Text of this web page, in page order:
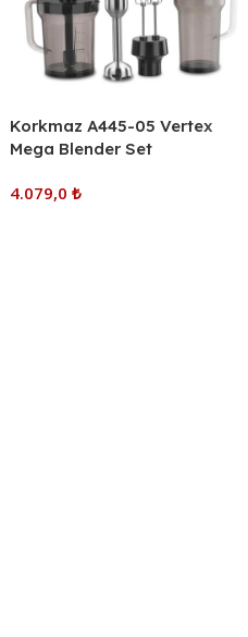
Korkmaz A445-05 Vertex
Mega Blender Set
4.079,0 ₺